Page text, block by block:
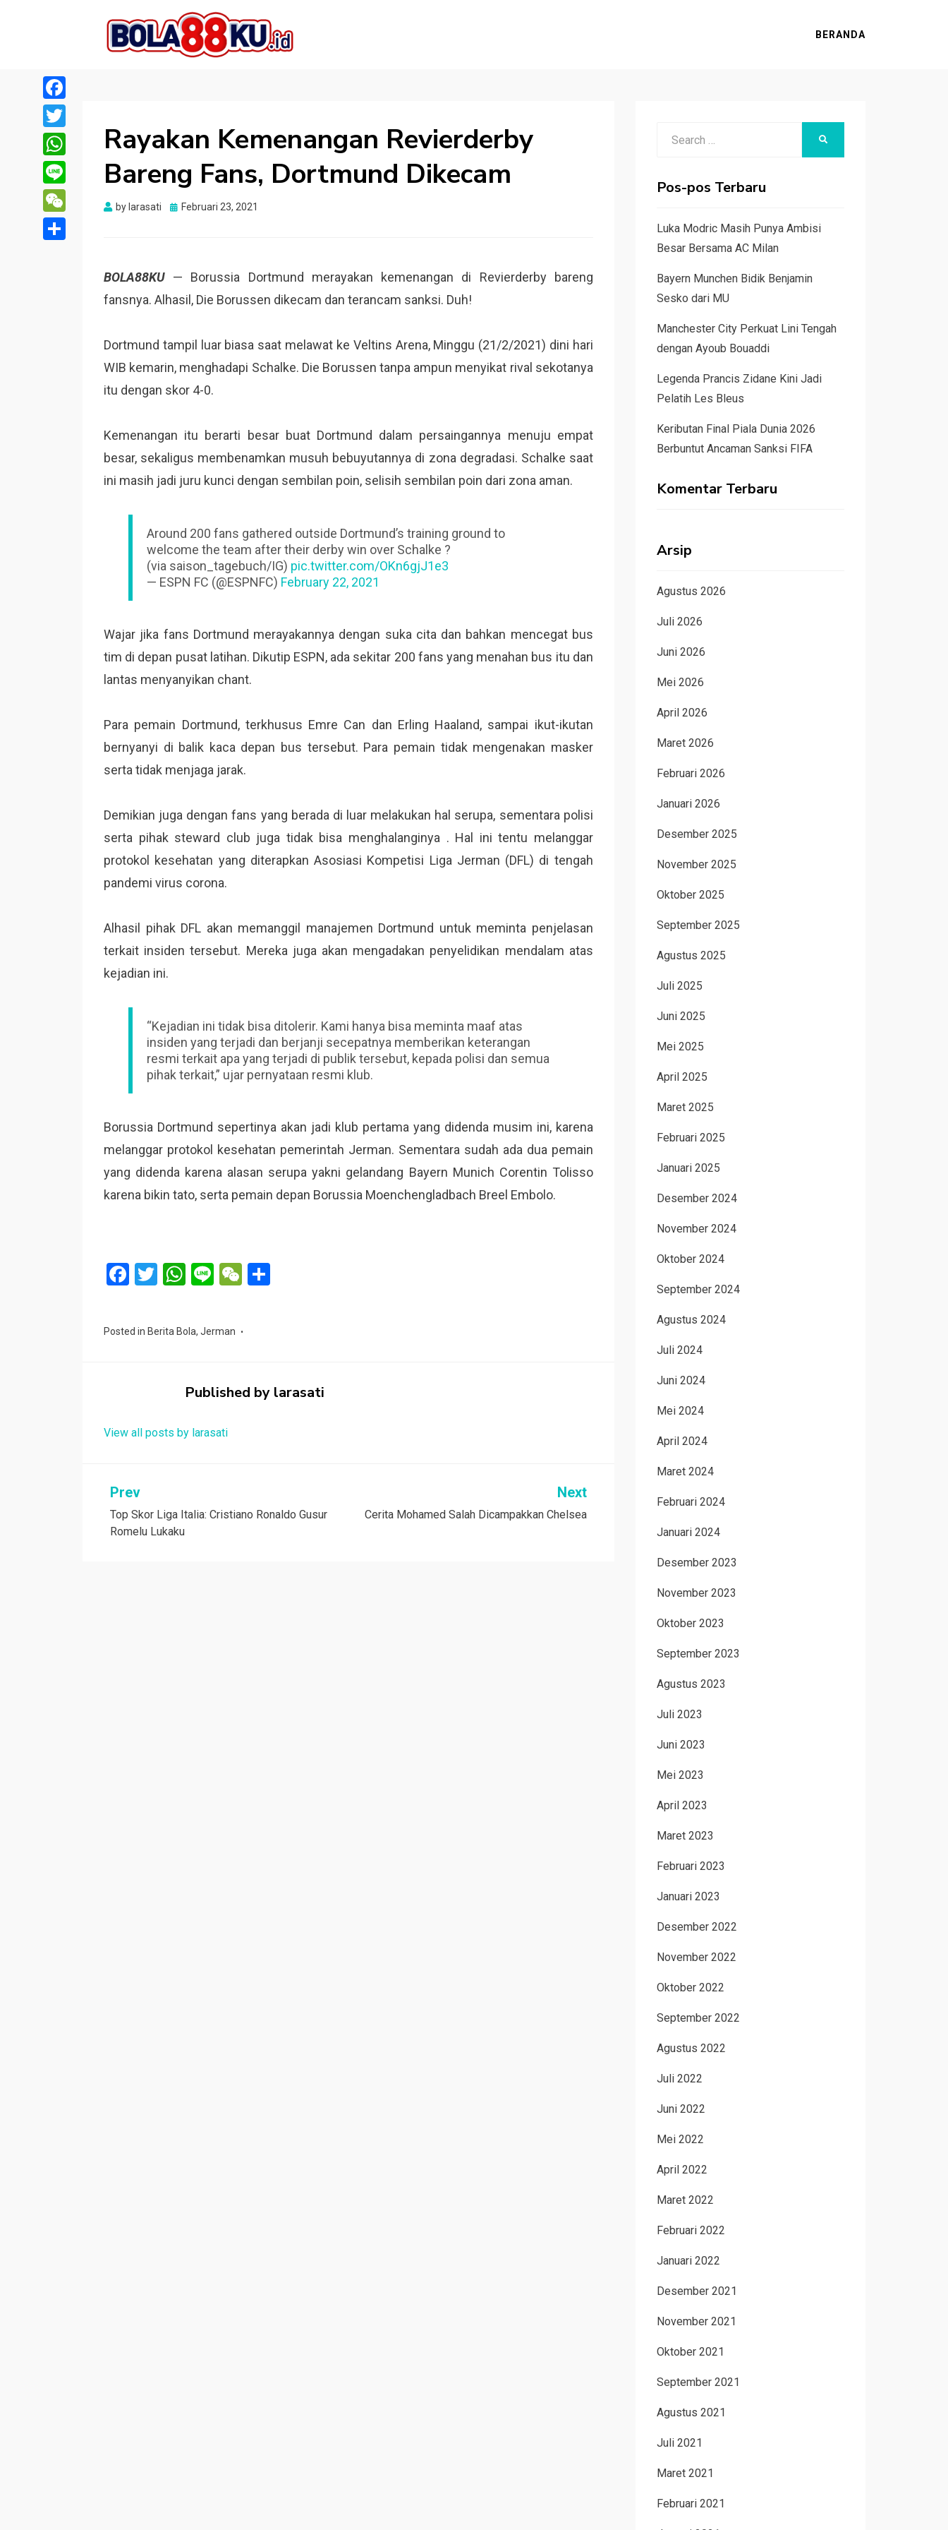
BERANDA
Rayakan Kemenangan Revierderby
Bareng Fans, Dortmund Dikecam
by larasati
Posted
Februari 23, 2021
BOLA88KU — Borussia Dortmund merayakan kemenangan di Revierderby bareng
fansnya. Alhasil, Die Borussen dikecam dan terancam sanksi. Duh!
Dortmund tampil luar biasa saat melawat ke Veltins Arena, Minggu (21/2/2021) dini hari
WIB kemarin, menghadapi Schalke. Die Borussen tanpa ampun menyikat rival sekotanya
itu dengan skor 4-0.
Kemenangan itu berarti besar buat Dortmund dalam persaingannya menuju empat
besar, sekaligus membenamkan musuh bebuyutannya di zona degradasi. Schalke saat
ini masih jadi juru kunci dengan sembilan poin, selisih sembilan poin dari zona aman.
Around 200 fans gathered outside Dortmund’s training ground to
welcome the team after their derby win over Schalke ?
(via saison_tagebuch/IG) pic.twitter.com/OKn6gjJ1e3
— ESPN FC (@ESPNFC) February 22, 2021
Wajar jika fans Dortmund merayakannya dengan suka cita dan bahkan mencegat bus
tim di depan pusat latihan. Dikutip ESPN, ada sekitar 200 fans yang menahan bus itu dan
lantas menyanyikan chant.
Para pemain Dortmund, terkhusus Emre Can dan Erling Haaland, sampai ikut-ikutan
bernyanyi di balik kaca depan bus tersebut. Para pemain tidak mengenakan masker
serta tidak menjaga jarak.
Demikian juga dengan fans yang berada di luar melakukan hal serupa, sementara polisi
serta pihak steward club juga tidak bisa menghalanginya . Hal ini tentu melanggar
protokol kesehatan yang diterapkan Asosiasi Kompetisi Liga Jerman (DFL) di tengah
pandemi virus corona.
Alhasil pihak DFL akan memanggil manajemen Dortmund untuk meminta penjelasan
terkait insiden tersebut. Mereka juga akan mengadakan penyelidikan mendalam atas
kejadian ini.
“Kejadian ini tidak bisa ditolerir. Kami hanya bisa meminta maaf atas
insiden yang terjadi dan berjanji secepatnya memberikan keterangan
resmi terkait apa yang terjadi di publik tersebut, kepada polisi dan semua
pihak terkait,” ujar pernyataan resmi klub.
Borussia Dortmund sepertinya akan jadi klub pertama yang didenda musim ini, karena
melanggar protokol kesehatan pemerintah Jerman. Sementara sudah ada dua pemain
yang didenda karena alasan serupa yakni gelandang Bayern Munich Corentin Tolisso
karena bikin tato, serta pemain depan Borussia Moenchengladbach Breel Embolo.
F
b
T
er
W
s
p
Li
W
Posted in Berita Bola, Jerman
Published by larasati
View all posts by larasati
Navigasi
pos
Prev
Top Skor Liga Italia: Cristiano Ronaldo Gusur
Romelu Lukaku
Next
Cerita Mohamed Salah Dicampakkan Chelsea
Facebook
Twitter
WhatsApp
Line
WeChat
Pos-pos Terbaru
Luka Modric Masih Punya Ambisi
Besar Bersama AC Milan
Bayern Munchen Bidik Benjamin
Sesko dari MU
Manchester City Perkuat Lini Tengah
dengan Ayoub Bouaddi
Legenda Prancis Zidane Kini Jadi
Pelatih Les Bleus
Keributan Final Piala Dunia 2026
Berbuntut Ancaman Sanksi FIFA
Komentar Terbaru
Arsip
Agustus 2026
Juli 2026
Juni 2026
Mei 2026
April 2026
Maret 2026
Februari 2026
Januari 2026
Desember 2025
November 2025
Oktober 2025
September 2025
Agustus 2025
Juli 2025
Juni 2025
Mei 2025
April 2025
Maret 2025
Februari 2025
Januari 2025
Desember 2024
November 2024
Oktober 2024
September 2024
Agustus 2024
Juli 2024
Juni 2024
Mei 2024
April 2024
Maret 2024
Februari 2024
Januari 2024
Desember 2023
November 2023
Oktober 2023
September 2023
Agustus 2023
Juli 2023
Juni 2023
Mei 2023
April 2023
Maret 2023
Februari 2023
Januari 2023
Desember 2022
November 2022
Oktober 2022
September 2022
Agustus 2022
Juli 2022
Juni 2022
Mei 2022
April 2022
Maret 2022
Februari 2022
Januari 2022
Desember 2021
November 2021
Oktober 2021
September 2021
Agustus 2021
Juli 2021
Maret 2021
Februari 2021